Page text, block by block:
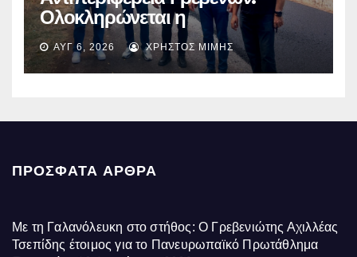
Ολοκληρώνεται η
ασφαλτόστρωση της οδού
Περιβόλι – Αβδέλλα
ΑΥΓ 6, 2026 ΧΡΉΣΤΟΣ ΜΊΜΗΣ
ΠΡΌΣΦΑΤΑ ΆΡΘΡΑ
Με τη Γαλανόλευκη στο στήθος: Ο Γρεβενιώτης Αχιλλέας
Τσεπίδης έτοιμος για το Πανευρωπαϊκό Πρωτάθλημα